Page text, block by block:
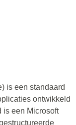
is een standaard
ontwikkeld
is een Microsoft